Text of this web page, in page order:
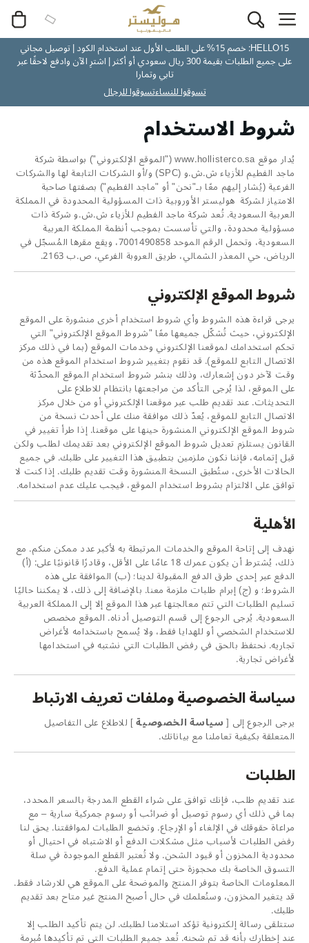
HELLO15: خصم 15% على الطلب الأول عند استخدام الكود | توصيل مجاني
على جميع الطلبات بقيمة 300 ريال سعودي أو أكثر | اشترِ الآن وادفع لاحقًا عبر
تابي وتمارا
تسوقوا للنساءتسوقوا للرجال
شروط الاستخدام
يُدار موقع www.hollisterco.sa ("الموقع الإلكتروني") بواسطة شركة
ماجد الفطيم للأزياء ش.ش.و (SPC) و/أو الشركات التابعة لها والشركات
الفرعية (يُشار إليهم معًا بـ"نحن" أو "ماجد الفطيم") بصفتها صاحبة
الامتياز لشركة هوليستر الأوروبية ذات المسؤولية المحدودة في المملكة
العربية السعودية. تُعد شركة ماجد الفطيم للأزياء ش.ش.و شركة ذات
مسؤولية محدودة، والتي تأسست بموجب أنظمة المملكة العربية
السعودية، وتحمل الرقم الموحد 7001490858، ويقع مقرها المُسجّل في
الرياض، حي المعذر الشمالي، طريق العروبة الفرعي، ص.ب 2163.
شروط الموقع الإلكتروني
يرجى قراءة هذه الشروط وأي شروط استخدام أخرى منشورة على الموقع
الإلكتروني، حيث تُشكّل جميعها معًا "شروط الموقع الإلكتروني" التي
تحكم استخدامك لموقعنا الإلكتروني وخدمات الموقع (بما في ذلك مركز
الاتصال التابع للموقع). قد نقوم بتغيير شروط استخدام الموقع هذه من
وقت لآخر دون إشعارك، وذلك بنشر شروط استخدام الموقع المحدّثة
على الموقع، لذا يُرجى التأكد من مراجعتها بانتظام للاطلاع على
التحديثات. عند تقديم طلب عبر موقعنا الإلكتروني أو من خلال مركز
الاتصال التابع للموقع، يُعدّ ذلك موافقة منك على أحدث نسخة من
شروط الموقع الإلكتروني المنشورة حينها على موقعنا. إذا طرأ تغيير في
القانون يستلزم تعديل شروط الموقع الإلكتروني بعد تقديمك لطلب ولكن
قبل إتمامه، فإننا نكون ملزمين بتطبيق هذا التغيير على طلبك. في جميع
الحالات الأخرى، ستُطبق النسخة المنشورة وقت تقديم طلبك. إذا كنت لا
توافق على الالتزام بشروط استخدام الموقع، فيجب عليك عدم استخدامه.
الأهلية
نهدف إلى إتاحة الموقع والخدمات المرتبطة به لأكبر عدد ممكن منكم. مع
ذلك، يُشترط أن يكون عمرك 18 عامًا على الأقل، وقادرًا قانونيًا على: (أ)
الدفع عبر إحدى طرق الدفع المقبولة لدينا؛ (ب) الموافقة على هذه
الشروط؛ و (ج) إبرام طلبات ملزمة معنا. بالإضافة إلى ذلك، لا يمكننا حاليًا
تسليم الطلبات التي تتم معالجتها عبر هذا الموقع إلا إلى المملكة العربية
السعودية. يُرجى الرجوع إلى قسم التوصيل أدناه. الموقع مخصص
للاستخدام الشخصي أو للهدايا فقط، ولا يُسمح باستخدامه لأغراض
تجاريه. نحتفظ بالحق في رفض الطلبات التي نشتبه في استخدامها
لأغراض تجارية.
سياسة الخصوصية وملفات تعريف الارتباط
يرجى الرجوع إلى [سياسة الخصوصية] للاطلاع على التفاصيل
المتعلقة بكيفية تعاملنا مع بياناتك.
الطلبات
عند تقديم طلب، فإنك توافق على شراء القطع المدرجة بالسعر المحدد،
بما في ذلك أي رسوم توصيل أو ضرائب أو رسوم جمركية سارية – مع
مراعاة حقوقك في الإلغاء أو الإرجاع. وتخضع الطلبات لموافقتنا. يحق لنا
رفض الطلبات لأسباب مثل مشكلات الدفع أو الاشتباه في احتيال أو
محدودية المخزون أو قيود الشحن. ولا تُعتبر القطع الموجودة في سلة
التسوق الخاصة بك محجوزة حتى إتمام عملية الدفع.
المعلومات الخاصة بتوفر المنتج والموضحة على الموقع هي للارشاد فقط.
قد يتغير المخزون، وسنُعلمك في حال أصبح المنتج غير متاح بعد تقديم
طلبك.
ستتلقى رسالة إلكترونية تؤكد استلامنا لطلبك. لن يتم تأكيد الطلب إلا
عند إخطارك بأنه قد تم شحنه. تُعد جميع الطلبات التي تم تأكيدها مُبرمة